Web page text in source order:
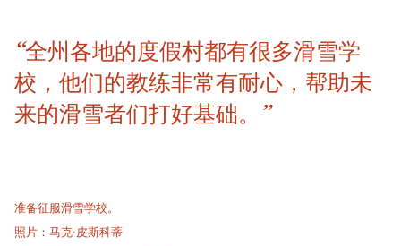
“全州各地的度假村都有很多滑雪学
校，他们的教练非常有耐心，帮助未
来的滑雪者们打好基础。”
准备征服滑雪学校。
照片：马克·皮斯科蒂